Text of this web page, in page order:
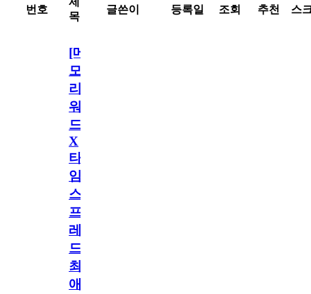
번호
목
글쓴이 등록일 조회 추천 스
[메
모
리
워
드
X
타
임
스
프
레
드]
최
애